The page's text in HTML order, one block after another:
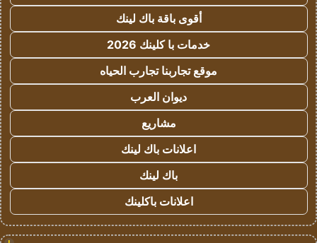
أقوى باقة باك لينك
خدمات با كلينك 2026
موقع تجاربنا تجارب الحياه
ديوان العرب
مشاريع
اعلانات باك لينك
باك لينك
اعلانات باكلينك